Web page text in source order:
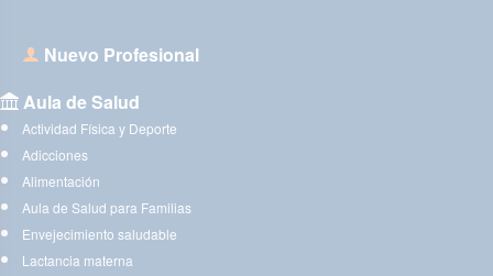
Nuevo Profesional
Aula de Salud
Actividad Física y Deporte
Adicciones
Alimentación
Aula de Salud para Familias
Envejecimiento saludable
Lactancia materna